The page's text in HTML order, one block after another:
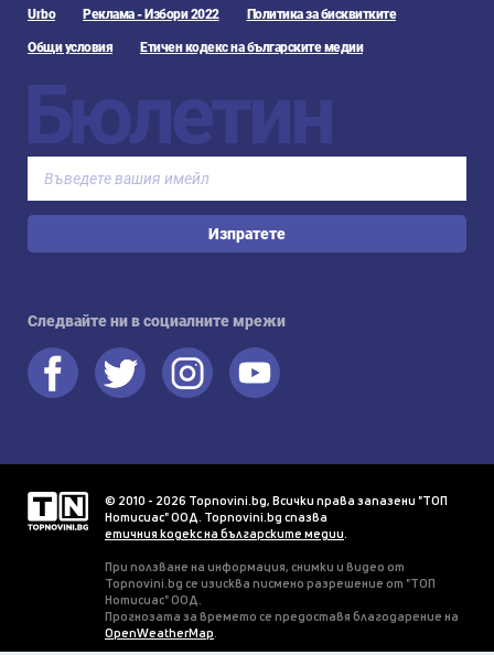
Urbo Реклама - Избори 2022 Политика за бисквитките
Общи условия Етичен кодекс на българските медии
Бюлетин
Изпратете
Следвайте ни в социалните мрежи
© 2010 - 2026 Topnovini.bg, Всички права запазени "ТОП
Нотисиас" ООД. Topnovini.bg спазва
етичния кодекс на българските медии.
При ползване на информация, снимки и видео от
Topnovini.bg се изисква писмено разрешение от "ТОП
Нотисиас" ООД.
Прогнозата за времето се предоставя благодарение на
OpenWeatherMap.